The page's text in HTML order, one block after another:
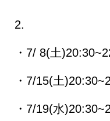
2.
・7/ 8(土
・7/15(土
・7/19(水